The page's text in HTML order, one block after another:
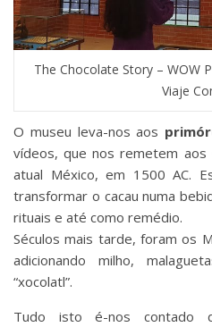
The Chocolate Story – WOW
Viaje
O museu leva-nos aos
vídeos, que nos remetem aos
atual México, em 1500 AC.
transformar o cacau numa
rituais e até como remédio.
Séculos mais tarde, foram os
adicionando milho,
“xocolatl”.
Tudo isto é-nos contado